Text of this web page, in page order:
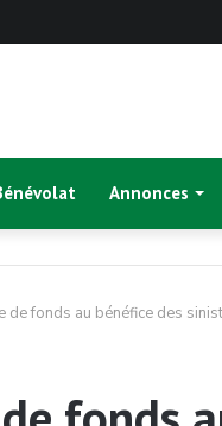
Annonces
de fonds au bénéfice des